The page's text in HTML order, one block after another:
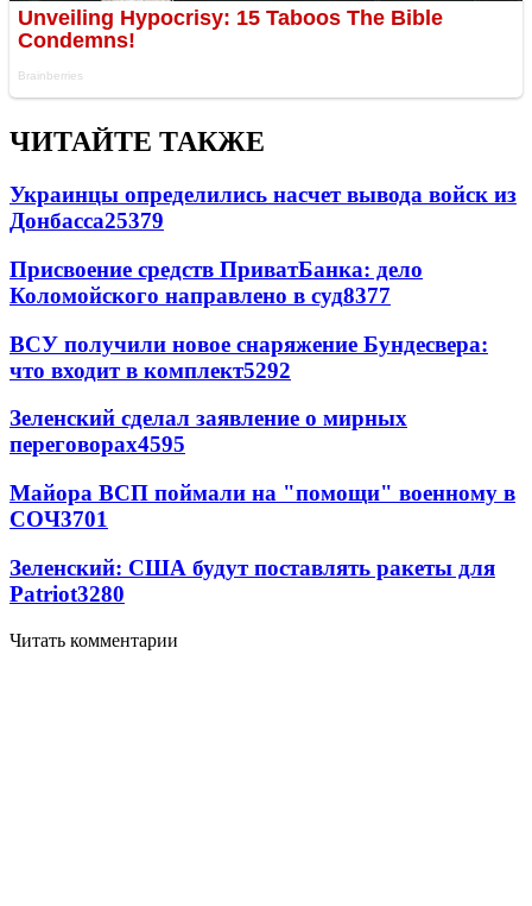
ЧИТАЙТЕ ТАКЖЕ
Украинцы определились насчет вывода войск из
Донбасса25379
Присвоение средств ПриватБанка: дело
Коломойского направлено в суд8377
ВСУ получили новое снаряжение Бундесвера:
что входит в комплект5292
Зеленский сделал заявление о мирных
переговорах4595
Майора ВСП поймали на "помощи" военному в
СОЧ3701
Зеленский: США будут поставлять ракеты для
Patriot3280
Читать комментарии